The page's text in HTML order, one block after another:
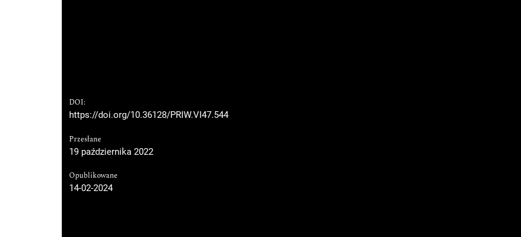
DOI:
https://doi.org/10.36128/PRIW.VI47.544
Przesłane
19 października 2022
Opublikowane
14-02-2024